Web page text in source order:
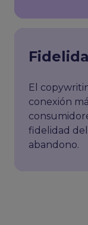
El
conexión
fidelidad
abandono.